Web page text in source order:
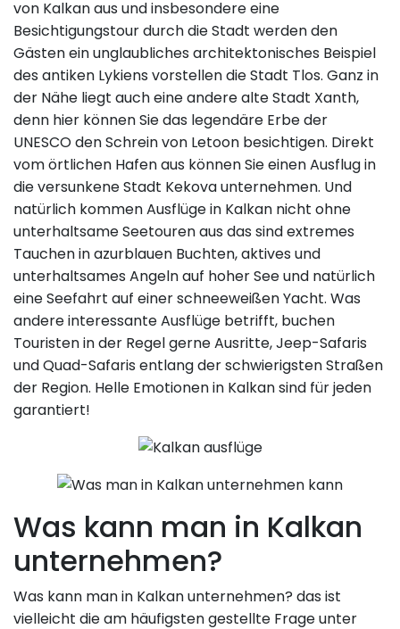
von Kalkan aus und insbesondere eine
Besichtigungstour durch die Stadt werden den
Gästen ein unglaubliches architektonisches Beispiel
des antiken Lykiens vorstellen die Stadt Tlos. Ganz in
der Nähe liegt auch eine andere alte Stadt Xanth,
denn hier können Sie das legendäre Erbe der
UNESCO den Schrein von Letoon besichtigen. Direkt
vom örtlichen Hafen aus können Sie einen Ausflug in
die versunkene Stadt Kekova unternehmen. Und
natürlich kommen Ausflüge in Kalkan nicht ohne
unterhaltsame Seetouren aus das sind extremes
Tauchen in azurblauen Buchten, aktives und
unterhaltsames Angeln auf hoher See und natürlich
eine Seefahrt auf einer schneeweißen Yacht. Was
andere interessante Ausflüge betrifft, buchen
Touristen in der Regel gerne Ausritte, Jeep-Safaris
und Quad-Safaris entlang der schwierigsten Straßen
der Region. Helle Emotionen in Kalkan sind für jeden
garantiert!
Was kann man in Kalkan
unternehmen?
Was kann man in Kalkan unternehmen? das ist
vielleicht die am häufigsten gestellte Frage unter